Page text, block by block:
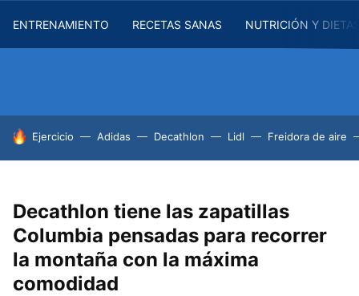
ENTRENAMIENTO RECETAS SANAS NUTRICIÓN Y
HOY SE HABLA DE
Ejercicio Adidas Decathlon Lidl Freidora de aire
Decathlon tiene las zapatillas
Columbia pensadas para recorrer
la montaña con la máxima
comodidad